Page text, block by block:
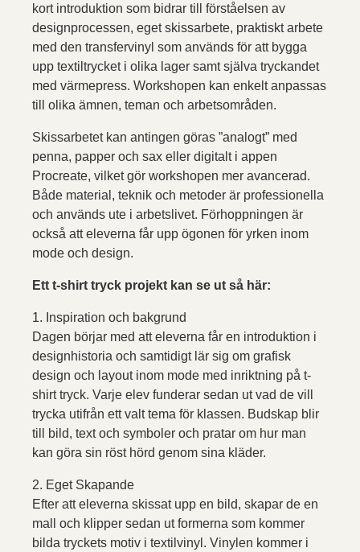
kort introduktion som bidrar till förståelsen av
designprocessen, eget skissarbete, praktiskt arbete
med den transfervinyl som används för att bygga
upp textiltrycket i olika lager samt själva tryckandet
med värmepress. Workshopen kan enkelt anpassas
till olika ämnen, teman och arbetsområden.​
Skissarbetet kan antingen göras ”analogt” med
penna, papper och sax eller digitalt i appen
Procreate, vilket gör workshopen mer avancerad.
Både material, teknik och metoder är professionella
och används ute i arbetslivet. Förhoppningen är
också att eleverna får upp ögonen för yrken inom
mode och design.
Ett t-shirt tryck projekt kan se ut så här:
1. Inspiration och bakgrund
Dagen börjar med att eleverna får en introduktion i
designhistoria och samtidigt lär sig om grafisk
design och layout inom mode med inriktning på t-
shirt tryck. Varje elev funderar sedan ut vad de vill
trycka utifrån ett valt tema för klassen. Budskap blir
till bild, text och symboler och pratar om hur man
kan göra sin röst hörd genom sina kläder.
2. Eget Skapande
Efter att eleverna skissat upp en bild, skapar de en
mall och klipper sedan ut formerna som kommer
bilda tryckets motiv i textilvinyl. Vinylen kommer i